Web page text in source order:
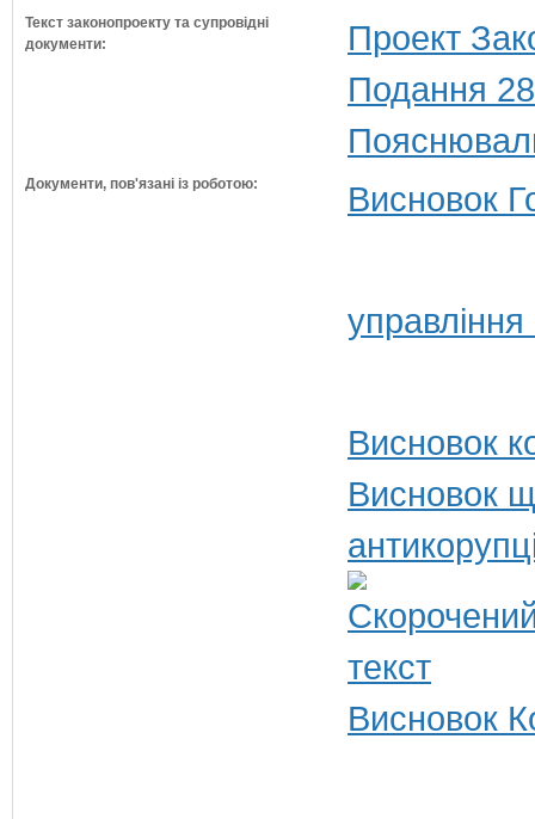
Текст законопроекту та супровідні
документи:
Проект
Подання
Документи, пов'язані із роботою: Висновок
Висновок
Висновок
Висновок